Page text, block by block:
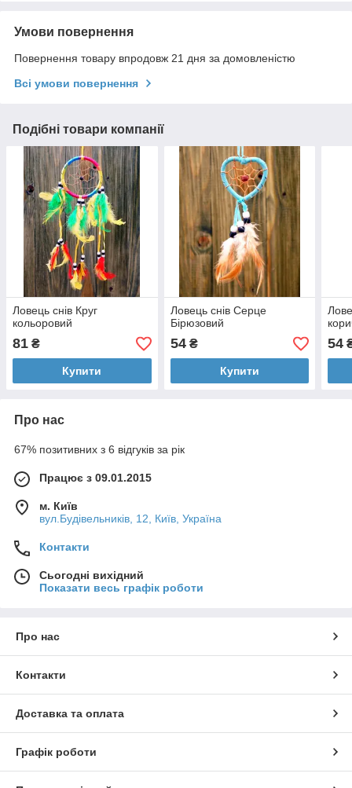
Умови повернення
Повернення товару впродовж 21 дня за домовленістю
Всі умови повернення
Подібні товари компанії
Ловець снів Круг
кольоровий
81 ₴
Купити
Ловець снів Серце
Бірюзовий
54₴
Купити
54
Про нас
67% позитивних з 6 відгуків за рік
Працює з 09.01.2015
м. Київ
вул.Будівельників, 12, Київ, Україна
Контакти
Сьогодні вихідний
Показати весь графік роботи
Про нас
Контакти
Доставка та оплата
Графік роботи